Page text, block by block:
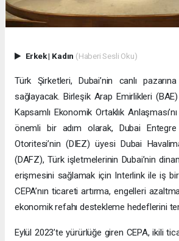
Erkek| Kadın (Haberi Sesli Oku)
Türk Şirketleri, Dubai’nin canlı
sağlayacak. Birleşik Arap Emirlikleri
Kapsamlı Ekonomik Ortaklık
önemli bir adım olarak, Dubai
Otoritesi’nin (DIEZ) üyesi Dubai
(DAFZ), Türk işletmelerinin Dubai’nin
erişmesini sağlamak için Interlink ile iş
CEPA’nın ticareti artırma, engelleri
ekonomik refahı destekleme hedeflerini
Eylül 2023’te yürürlüğe giren CEPA, ikili